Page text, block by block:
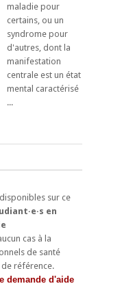
maladie pour
certains, ou un
syndrome pour
d'autres, dont la
manifestation
centrale est un état
mental caractérisé
...
sur ce
en
cas à la
de santé
référence.
demande d'aide